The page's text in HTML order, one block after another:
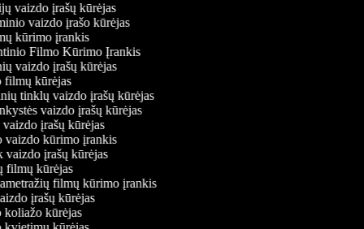
vaizdo įrašų kūrėjas
vaizdo įrašo kūrėjas
kūrimo įrankis
Filmo Kūrimo Įrankis
vaizdo įrašų kūrėjas
filmų kūrėjas
tinklų vaizdo įrašų kūrėjas
vaizdo įrašų kūrėjas
vaizdo įrašų kūrėjas
vaizdo kūrimo įrankis
vaizdo įrašų kūrėjas
filmų kūrėjas
filmų kūrimo įrankis
įrašų kūrėjas
koliažo kūrėjas